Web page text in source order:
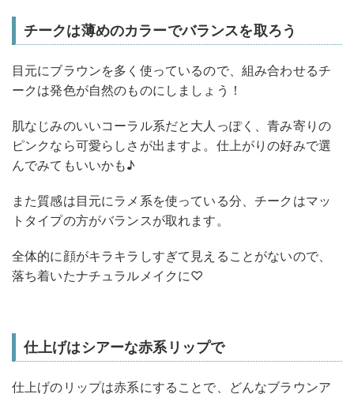
チークは薄めのカラーでバランスを取ろう
目元にブラウンを多く使っているので、組み合わせるチ
ークは発色が自然のものにしましょう！
肌なじみのいいコーラル系だと大人っぽく、青み寄りの
ピンクなら可愛らしさが出ますよ。仕上がりの好みで選
んでみてもいいかも♪
また質感は目元にラメ系を使っている分、チークはマッ
トタイプの方がバランスが取れます。
全体的に顔がキラキラしすぎて見えることがないので、
落ち着いたナチュラルメイクに♡
仕上げはシアーな赤系リップで
仕上げのリップは赤系にすることで、どんなブラウンア